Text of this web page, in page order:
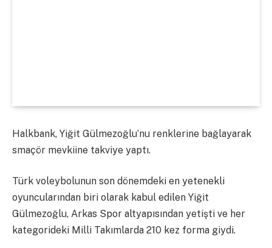
Halkbank, Yiğit Gülmezoğlu’nu renklerine bağlayarak
smaçör mevkiine takviye yaptı.
Türk voleybolunun son dönemdeki en yetenekli
oyuncularından biri olarak kabul edilen Yiğit
Gülmezoğlu, Arkas Spor altyapısından yetişti ve her
kategorideki Milli Takımlarda 210 kez forma giydi.